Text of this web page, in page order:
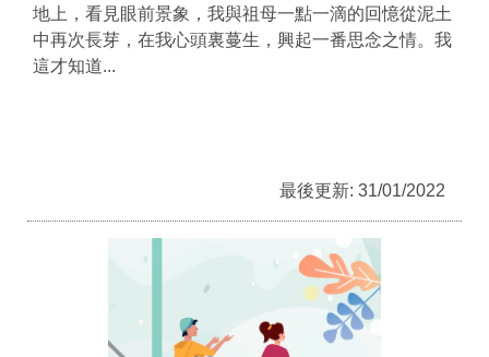
地上，看見眼前景象，我與祖母一點一滴的回憶從泥土
中再次長芽，在我心頭裏蔓生，興起一番思念之情。我
這才知道...
最後更新: 31/01/2022